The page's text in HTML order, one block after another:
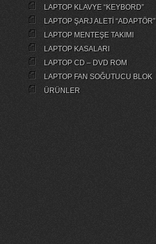
LAPTOP KLAVYE “KEYBORD”
LAPTOP ŞARJ ALETİ “ADAPTÖR”
LAPTOP MENTEŞE TAKIMI
LAPTOP KASALARI
LAPTOP CD – DVD ROM
LAPTOP FAN SOĞUTUCU BLOK
ÜRÜNLER